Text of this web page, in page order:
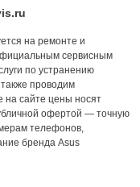
на ремонте и
сервисным
по устранению
проводим
на сайте цены носят
офертой — точную
телефонов,
бренда Asus